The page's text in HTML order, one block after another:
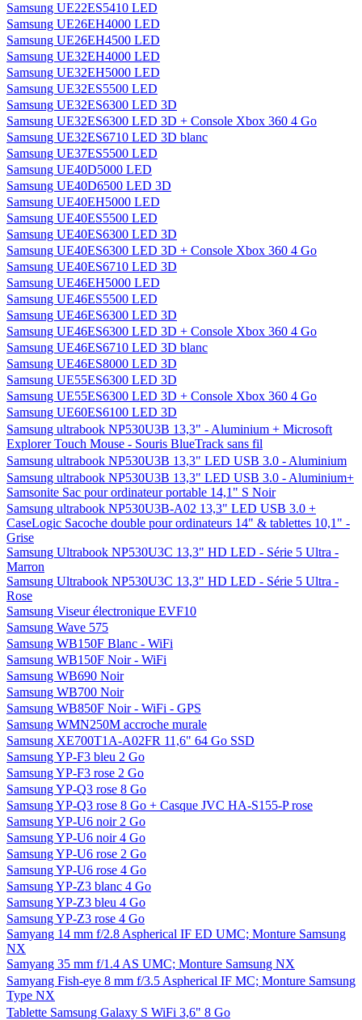
Samsung UE22ES5410 LED
Samsung UE26EH4000 LED
Samsung UE26EH4500 LED
Samsung UE32EH4000 LED
Samsung UE32EH5000 LED
Samsung UE32ES5500 LED
Samsung UE32ES6300 LED 3D
Samsung UE32ES6300 LED 3D + Console Xbox 360 4 Go
Samsung UE32ES6710 LED 3D blanc
Samsung UE37ES5500 LED
Samsung UE40D5000 LED
Samsung UE40D6500 LED 3D
Samsung UE40EH5000 LED
Samsung UE40ES5500 LED
Samsung UE40ES6300 LED 3D
Samsung UE40ES6300 LED 3D + Console Xbox 360 4 Go
Samsung UE40ES6710 LED 3D
Samsung UE46EH5000 LED
Samsung UE46ES5500 LED
Samsung UE46ES6300 LED 3D
Samsung UE46ES6300 LED 3D + Console Xbox 360 4 Go
Samsung UE46ES6710 LED 3D blanc
Samsung UE46ES8000 LED 3D
Samsung UE55ES6300 LED 3D
Samsung UE55ES6300 LED 3D + Console Xbox 360 4 Go
Samsung UE60ES6100 LED 3D
Samsung ultrabook NP530U3B 13,3" - Aluminium + Microsoft
Explorer Touch Mouse - Souris BlueTrack sans fil
Samsung ultrabook NP530U3B 13,3" LED USB 3.0 - Aluminium
Samsung ultrabook NP530U3B 13,3" LED USB 3.0 - Aluminium+
Samsonite Sac pour ordinateur portable 14,1" S Noir
Samsung ultrabook NP530U3B-A02 13,3" LED USB 3.0 +
CaseLogic Sacoche double pour ordinateurs 14" & tablettes 10,1" -
Grise
Samsung Ultrabook NP530U3C 13,3" HD LED - Série 5 Ultra -
Marron
Samsung Ultrabook NP530U3C 13,3" HD LED - Série 5 Ultra -
Rose
Samsung Viseur électronique EVF10
Samsung Wave 575
Samsung WB150F Blanc - WiFi
Samsung WB150F Noir - WiFi
Samsung WB690 Noir
Samsung WB700 Noir
Samsung WB850F Noir - WiFi - GPS
Samsung WMN250M accroche murale
Samsung XE700T1A-A02FR 11,6" 64 Go SSD
Samsung YP-F3 bleu 2 Go
Samsung YP-F3 rose 2 Go
Samsung YP-Q3 rose 8 Go
Samsung YP-Q3 rose 8 Go + Casque JVC HA-S155-P rose
Samsung YP-U6 noir 2 Go
Samsung YP-U6 noir 4 Go
Samsung YP-U6 rose 2 Go
Samsung YP-U6 rose 4 Go
Samsung YP-Z3 blanc 4 Go
Samsung YP-Z3 bleu 4 Go
Samsung YP-Z3 rose 4 Go
Samyang 14 mm f/2.8 Aspherical IF ED UMC; Monture Samsung
NX
Samyang 35 mm f/1.4 AS UMC; Monture Samsung NX
Samyang Fish-eye 8 mm f/3.5 Aspherical IF MC; Monture Samsung
Type NX
Tablette Samsung Galaxy S WiFi 3,6" 8 Go